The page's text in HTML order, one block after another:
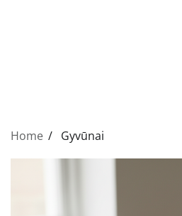
Home Gyvūnai